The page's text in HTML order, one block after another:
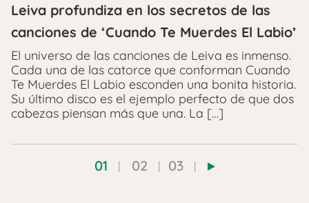
Leiva profundiza en los secretos de las
canciones de ‘Cuando Te Muerdes El Labio’
El universo de las canciones de Leiva es inmenso.
Cada una de las catorce que conforman Cuando
Te Muerdes El Labio esconden una bonita historia.
Su último disco es el ejemplo perfecto de que dos
cabezas piensan más que una. La […]
01 02 03